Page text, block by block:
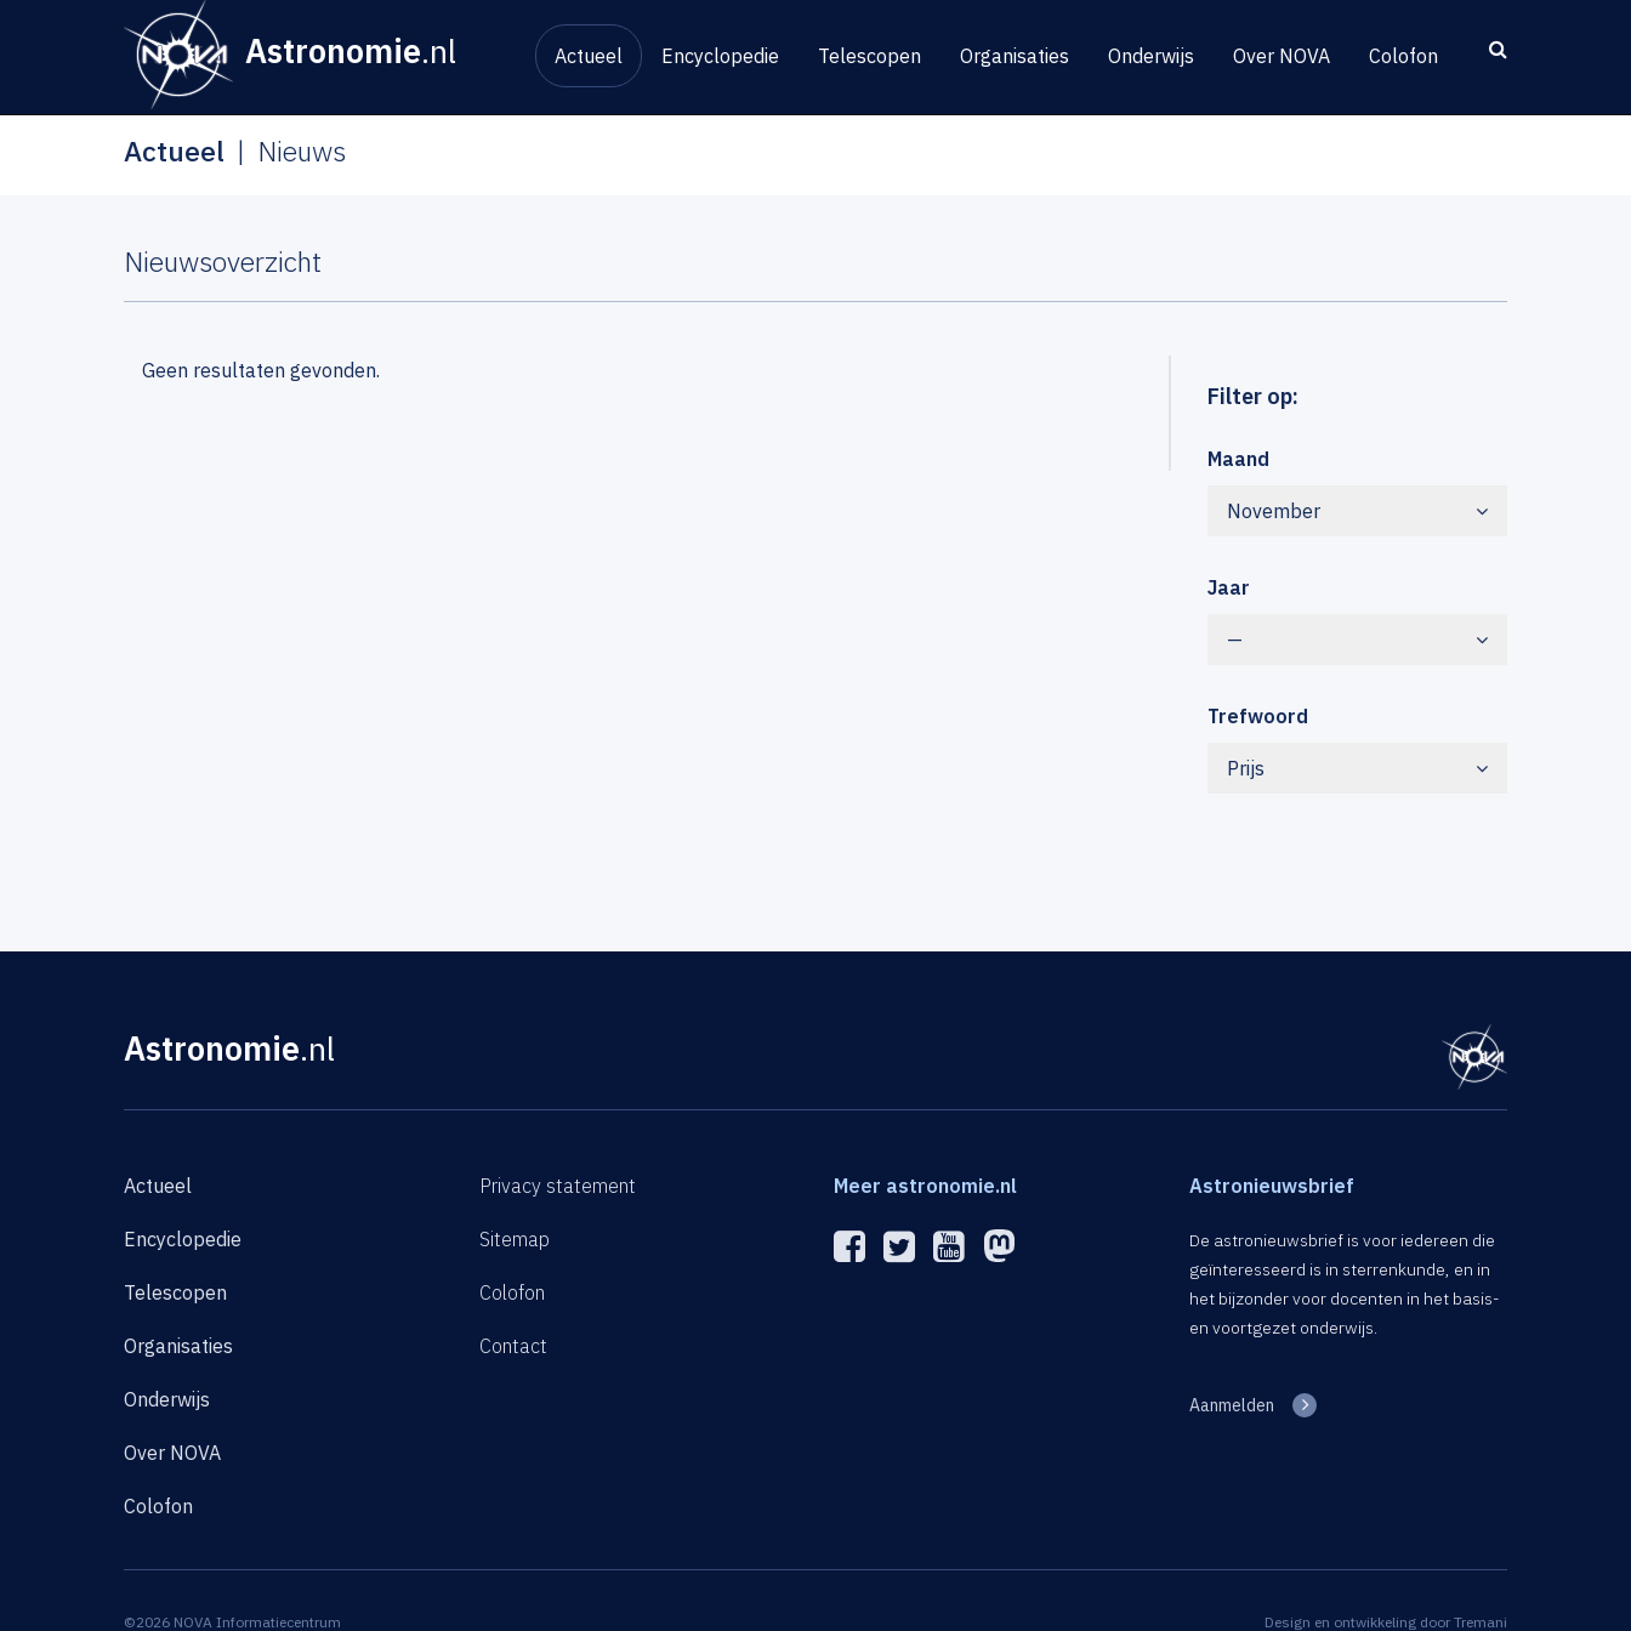
Astronomie.nl Actueel Encyclopedie Telescopen Organisaties Onderwijs Over NOVA Colofon
Actueel Nieuws
Nieuwsoverzicht
Filter op:
Maand
November
Jaar
—
Trefwoord
Prijs
Geen resultaten gevonden.
Astronomie.nl
Actueel
Encyclopedie
Telescopen
Organisaties
Onderwijs
Over NOVA
Colofon
Privacy statement
Sitemap
Colofon
Contact
Meer astronomie.nl Astronieuwsbrief
De astronieuwsbrief is voor iedereen die
geïnteresseerd is in sterrenkunde, en in
het bijzonder voor docenten in het basis-
en voortgezet onderwijs.
Aanmelden
©2026 NOVA Informatiecentrum Design en ontwikkeling door Tremani